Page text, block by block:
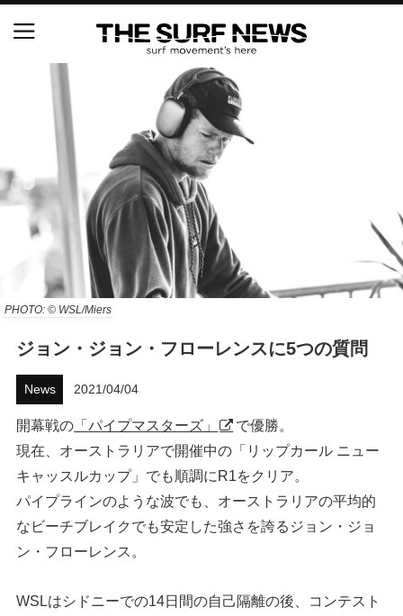
PHOTO: © WSL/Miers
ジョン・ジョン・フローレンスに5つの質問
News 2021/04/04
開幕戦の 「パイプマスターズ」
で優勝。
現在、オーストラリアで開催中の「リップカール ニュー
キャッスルカップ」でも順調にR1をクリア。
パイプラインのような波でも、オーストラリアの平均的
なビーチブレイクでも安定した強さを誇るジョン・ジョ
ン・フローレンス。
WSLはシドニーでの14日間の自己隔離の後、コンテスト
NSAと茅ヶ崎市が包括連携協定を締結 自治体との
協定は全国初、サーフィンを軸に地域活性化へ
【五十嵐カノア独占インタビュー】旧友レオ、ジャ
ックとの豪華プライベートセッション
S.ONE ショート＆ロング開幕戦・現地リポート（高
橋みなと）
ニュース
製品情報
特集
試合
ハウツー
ホリデースタイル
ウェストジャパン
イベント・リリース